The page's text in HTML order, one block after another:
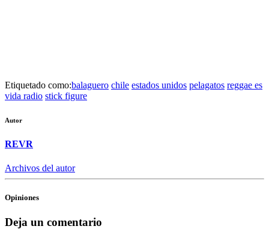
Etiquetado como:balaguero chile estados unidos pelagatos reggae es
vida radio stick figure
Autor
REVR
Archivos del autor
Opiniones
Deja un comentario